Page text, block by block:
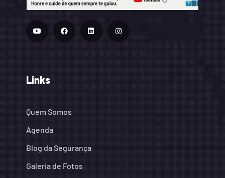
Links
Quem Somos
Agenda
Blog da Segurança
Galeria de Fotos